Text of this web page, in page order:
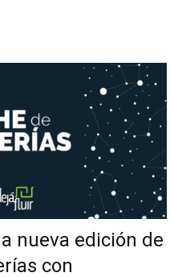
nueva edición de
con